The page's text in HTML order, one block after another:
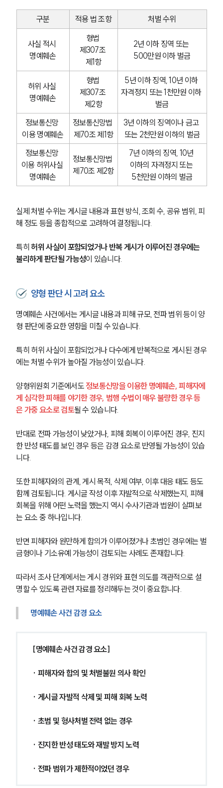
그룹소개
대륜의 강점
오시는 길
글로벌 파트너 로펌
고객의 소리
통합검색
형사 주요 업무사례
형사 법률정보
법률지식인
형사소송·상담후기
업무분야
형사그룹 업무
구분 적용 법 조항 처벌 수위
사실 적시
명예훼손
형법
제307조
제1항
2년 이하 징역 또는
500만원 이하 벌금
허위 사실
명예훼손
형법
제307조
제2항
5년 이하 징역, 10년 이하
자격정지 또는 1천만원 이하
벌금
정보통신망
이용 명예훼손
정보통신망법
제70조 제1항
3년 이하의 징역이나 금고
또는 2천만원 이하의 벌금
정보통신망
이용 허위사실
명예훼손
정보통신망법
제70조 제2항
7년 이하의 징역, 10년
이하의 자격정지 또는
5천만원 이하의 벌금
실제 처벌 수위는 게시글 내용과 표현 방식, 조회 수, 공유 범위, 피
해 정도 등을 종합적으로 고려하여 결정됩니다.
특히 허위 사실이 포함되었거나 반복 게시가 이루어진 경우에는
불리하게 판단될 가능성이 있습니다.
양형 판단 시 고려 요소
명예훼손 사건에서는 게시글 내용과 피해 규모, 전파 범위 등이 양
형 판단에 중요한 영향을 미칠 수 있습니다.
특히 허위 사실이 포함되었거나 다수에게 반복적으로 게시된 경우
에는 처벌 수위가 높아질 가능성이 있습니다.
양형위원회 기준에서도 정보통신망을 이용한 명예훼손, 피해자에
게 심각한 피해를 야기한 경우, 범행 수법이 매우 불량한 경우 등
은 가중 요소로 검토될 수 있습니다.
반대로 전파 가능성이 낮았거나, 피해 회복이 이루어진 경우, 진지
한 반성 태도를 보인 경우 등은 감경 요소로 반영될 가능성이 있습
니다.
또한 피해자와의 관계, 게시 목적, 삭제 여부, 이후 대응 태도 등도
함께 검토됩니다. 게시글 작성 이후 자발적으로 삭제했는지, 피해
회복을 위해 어떤 노력을 했는지 역시 수사기관과 법원이 살펴보
는 요소 중 하나입니다.
반면 피해자와 원만하게 합의가 이루어졌거나 초범인 경우에는 벌
금형이나 기소유예 가능성이 검토되는 사례도 존재합니다.
따라서 조사 단계에서는 게시 경위와 표현 의도를 객관적으로 설
명할 수 있도록 관련 자료를 정리해두는 것이 중요합니다.
명예훼손 사건 감경 요소
[명예훼손 사건 감경 요소]
· 피해자와 합의 및 처벌불원 의사 확인
· 게시글 자발적 삭제 및 피해 회복 노력
· 초범 및 형사처벌 전력 없는 경우
· 진지한 반성 태도와 재발 방지 노력
· 전파 범위가 제한적이었던 경우